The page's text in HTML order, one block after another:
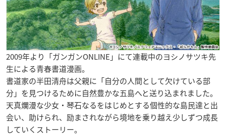
2009年より「ガンガンONLINE」にて連載中のヨシノサツキ先
生による青春書道漫画。
書道家の半田清舟は父親に「自分の人間として欠けている部
分」を見つけるために自然豊かな五島へと送り込まれました。
天真爛漫な少女・琴石なるをはじめとする個性的な島民達と出
会い、助けられ、励まされながら境地を乗り越え少しずつ成長
していくストーリー。